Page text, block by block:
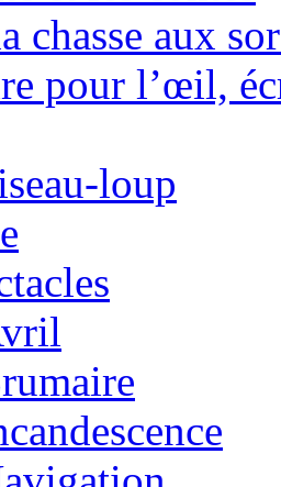
chasse aux
pour l’œil,
loup